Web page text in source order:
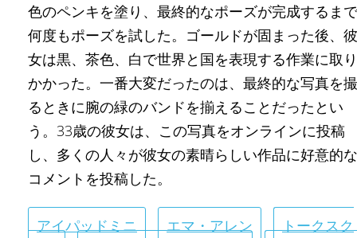
色のペンキを塗り、最終的なポーズが完成するまで
何度もポーズを試した。ゴールドが固まった後、彼
女は黒、茶色、白で世界と国を表現する作業に取り
かかった。一番大変だったのは、最終的な写真を撮
るときに腕の緑のバンドを揃えることだったとい
う。33歳の彼女は、この写真をオンラインに投稿
し、多くの人々が彼女の素晴らしい作品に好意的な
コメントを投稿した。
アイパッドミニ エマ・アレン
トークスク